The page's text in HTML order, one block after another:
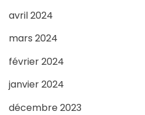
avril 2024
mars 2024
février 2024
janvier 2024
décembre 2023